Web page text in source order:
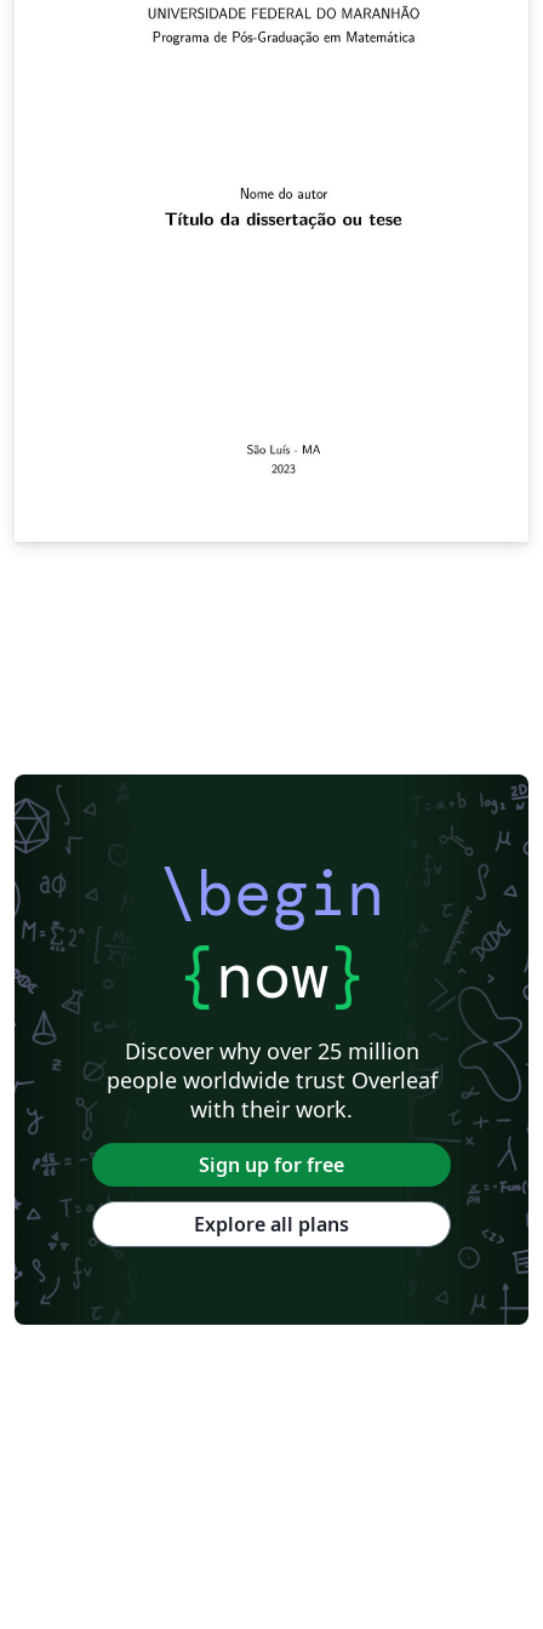
\begin
{now}
Discover why over 25 million
people worldwide trust Overleaf
with their work.
Sign up for free
Explore all plans